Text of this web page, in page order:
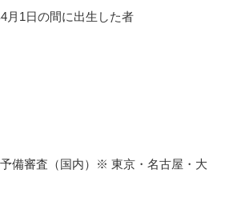
月1日の間に出生した者
備審査（国内）※ 東京・名古屋・大